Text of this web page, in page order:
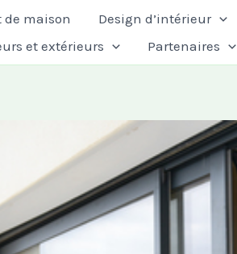
maison Design d’intérieur
et extérieurs
Partenaires